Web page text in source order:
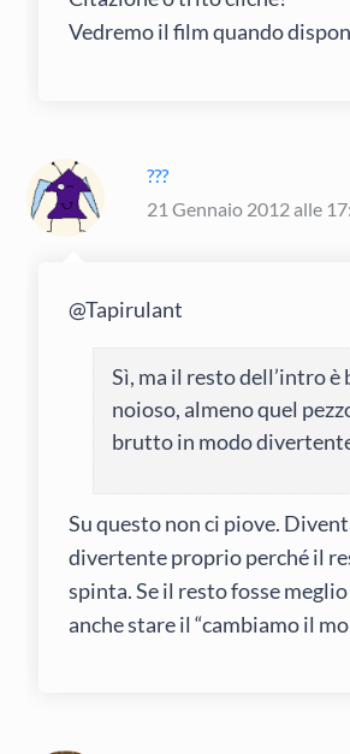
Vedremo il film quando
???
21 Gennaio 2012 alle
@Tapirulant
Sì, ma il resto dell’intro
noioso, almeno quel
brutto in modo
Su questo non ci piove.
divertente proprio perché il
spinta. Se il resto fosse
anche stare il “cambiamo il